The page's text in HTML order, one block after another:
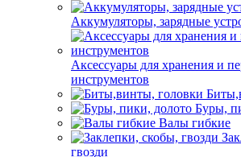
Аккумуляторы, зарядные
Аксессуары для хранения и
инструментов
Буры,
Валы гибкие
гвозди